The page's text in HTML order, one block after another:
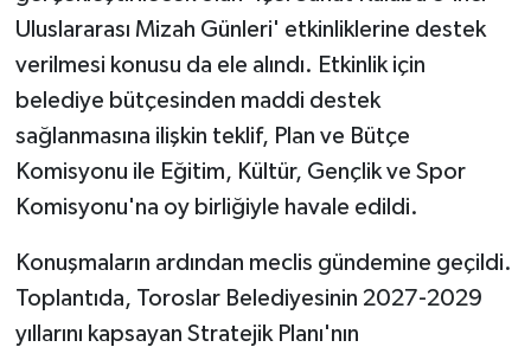
Uluslararası Mizah Günleri' etkinliklerine destek
verilmesi konusu da ele alındı. Etkinlik için
belediye bütçesinden maddi destek
sağlanmasına ilişkin teklif, Plan ve Bütçe
Komisyonu ile Eğitim, Kültür, Gençlik ve Spor
Komisyonu'na oy birliğiyle havale edildi.
Konuşmaların ardından meclis gündemine geçildi.
Toplantıda, Toroslar Belediyesinin 2027-2029
yıllarını kapsayan Stratejik Planı'nın